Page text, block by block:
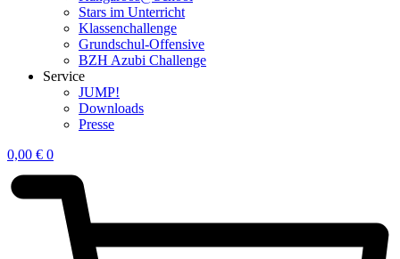
Stars im Unterricht
Klassenchallenge
Grundschul-Offensive
BZH Azubi Challenge
Service
JUMP!
Downloads
Presse
0,00 € 0